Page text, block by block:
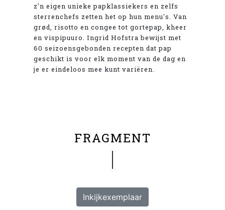
z'n eigen unieke papklassiekers en zelfs
sterrenchefs zetten het op hun menu's. Van
grød, risotto en congee tot gortepap, kheer
en vispipuuro. Ingrid Hofstra bewijst met
60 seizoensgebonden recepten dat pap
geschikt is voor elk moment van de dag en
je er eindeloos mee kunt variëren.
FRAGMENT
Inkijkexemplaar